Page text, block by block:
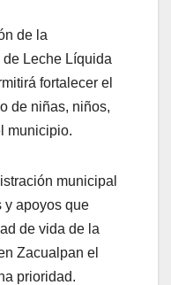
de la
Leche Líquida
fortalecer el
de niñas, niños,
municipio.
municipal
y apoyos que
de vida de la
Zacualpan el
prioridad.